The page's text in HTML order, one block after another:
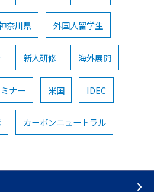
奈川県 外国人留学生
新人研修 海外展開
ナー 米国 IDEC
カーボンニュートラル